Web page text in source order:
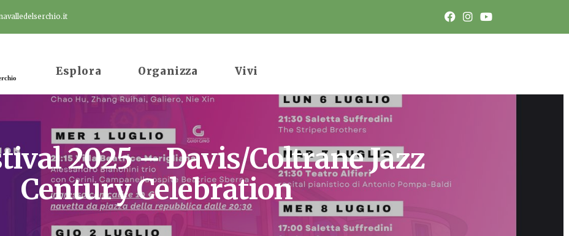
Esplora Organizza Vivi
2025 – Davis/Coltrane Jazz
Century Celebration